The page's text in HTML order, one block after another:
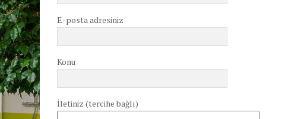
E-posta adresiniz
Konu
İletiniz (tercihe bağlı)